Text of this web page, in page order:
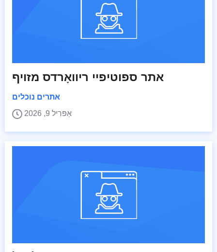
אתר ספוטיפיי ריוואָרדס מזויף
אתרים נוכלים
אַפּרִיל 9, 2026